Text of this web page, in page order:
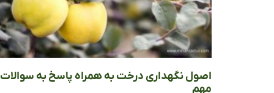
اصول نگهداری درخت به همراه پاسخ به سوالات
مهم